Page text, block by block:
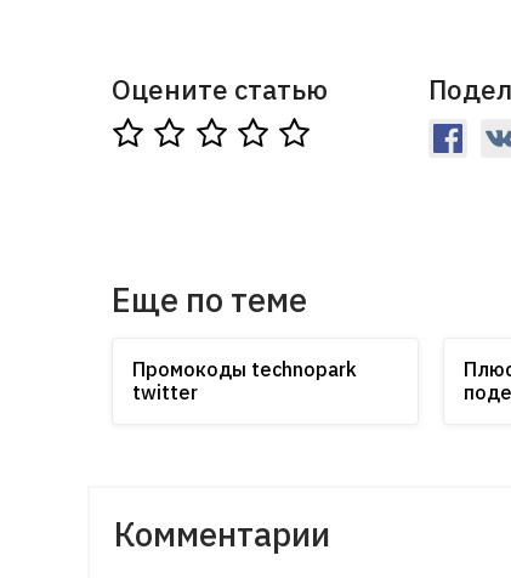
Оцените статью
Еще по теме
Промокоды technopark
twitter
Комментарии